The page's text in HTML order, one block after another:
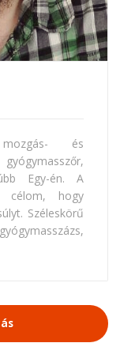
mozgás- és
Egy-én. A
célom, hogy
Széleskörű